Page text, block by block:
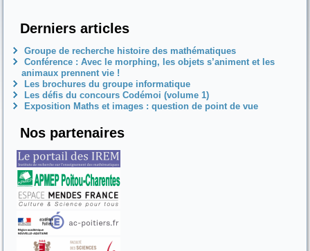
Derniers articles
Groupe de recherche histoire des mathématiques
Conférence : Avec le morphing, les objets s’animent et les
animaux prennent vie !
Les brochures du groupe informatique
Les défis du concours Codémoi (volume 1)
Exposition Maths et images : question de point de vue
Nos partenaires